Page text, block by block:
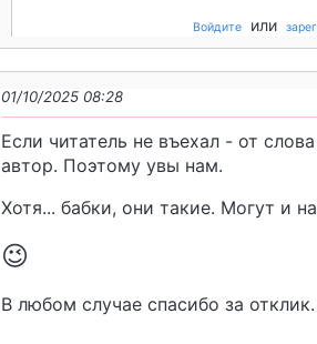
Войдите или
01/10/2025 08:28
Если читатель не въехал - от
автор. Поэтому увы нам.
Хотя... бабки, они такие. Могут и
😉
В любом случае спасибо за отклик.